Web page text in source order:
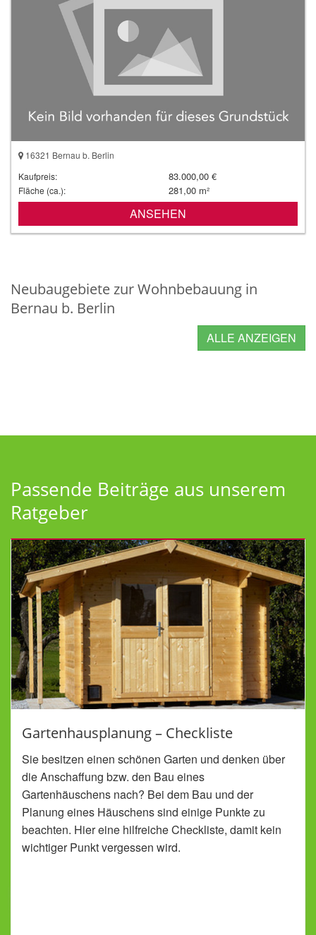
16321 Bernau b. Berlin
Kaufpreis:
83.000,00 €
Fläche (ca.): 281,00 m²
ANSEHEN
Neubaugebiete zur Wohnbebauung in
Bernau b. Berlin
ALLE ANZEIGEN
Passende Beiträge aus unserem
Ratgeber
Gartenhausplanung – Checkliste
Sie besitzen einen schönen Garten und denken über
die Anschaffung bzw. den Bau eines
Gartenhäuschens nach? Bei dem Bau und der
Planung eines Häuschens sind einige Punkte zu
beachten. Hier eine hilfreiche Checkliste, damit kein
wichtiger Punkt vergessen wird.